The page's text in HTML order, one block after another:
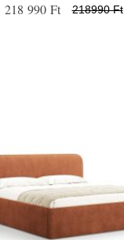
218 990 Ft 218990 Ft